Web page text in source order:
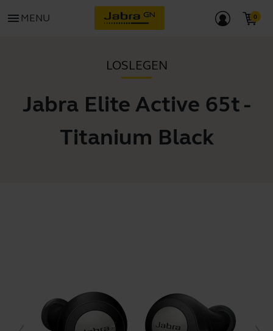
menu MENU
LOSLEGEN
Jabra Elite Active 65t -
Titanium Black